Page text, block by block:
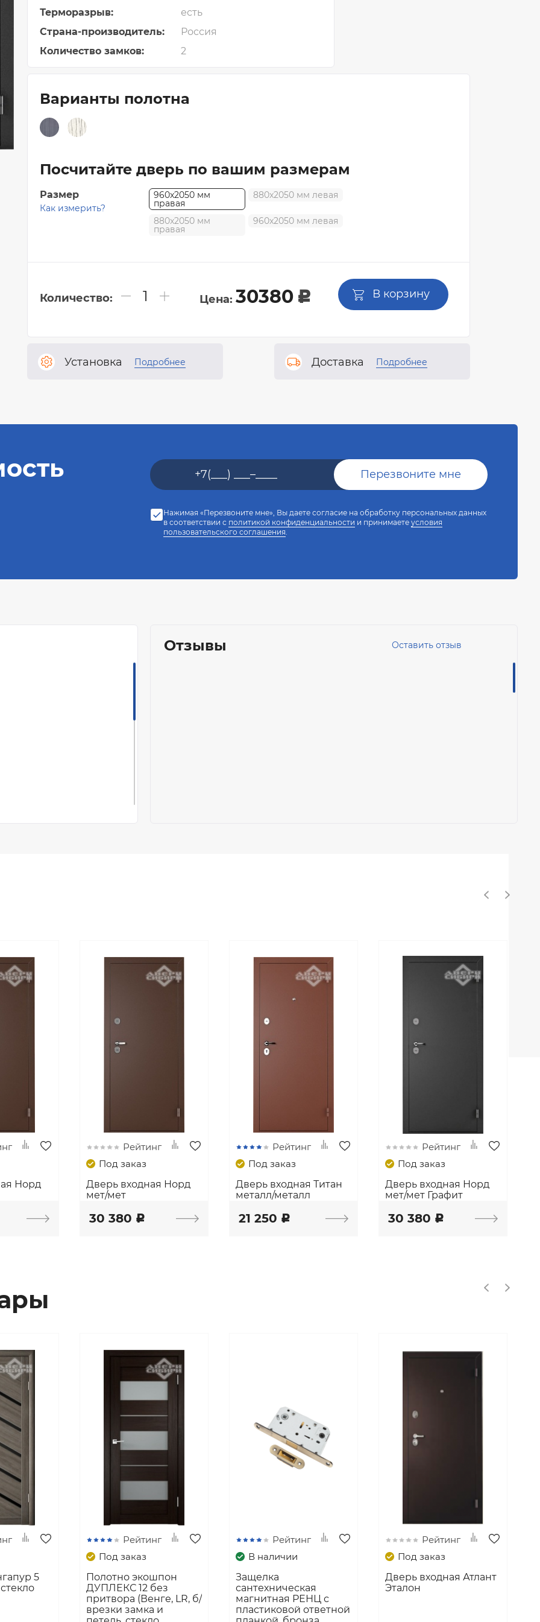
Коллекция "СКАНДИ"
Коллекция "ИКС-ЛАЙН"
Коллекция "ПРЕМЬЕР"
Коллекция "Фрезерованные полотна"
Коллекция "ИНВИЗИБЛ"
Терморазрыв:
есть
Страна-производитель:
Россия
Количество замков:
2
Варианты полотна
Посчитайте дверь по вашим размерам
Размер
Как измерить?
960x2050 мм
правая
880x2050 мм левая
880x2050 мм
правая
960x2050 мм левая
Количество: Цена: 30380 c В корзину
Установка Подробнее Доставка Подробнее
Нажимая «Перезвоните мне», Вы даете согласие на обработку персональных данных
в соответствии с политикой конфиденциальности и принимаете условия
пользовательского соглашения.
э
с порогом, открывание
отапливаемых
Отзывы Оставить отзыв
Норд
Рейтинг
Под заказ
Дверь входная Норд
мет/мет
30 380 c
Рейтинг
Под заказ
Дверь входная Титан
металл/металл
21 250 c
Рейтинг
Под заказ
Дверь входная Норд
мет/мет Графит
30 380 c
5
Рейтинг
Под заказ
Полотно экошпон
ДУПЛЕКС 12 без
притвора (Венге, LR, б/
врезки замка и
Рейтинг
В наличии
Защелка
сантехническая
магнитная РЕНЦ с
пластиковой ответной
Рейтинг
Под заказ
Дверь входная Атлант
Эталон